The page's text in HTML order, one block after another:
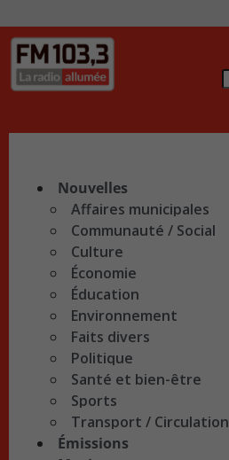
Nouvelles
Affaires municipales
Communauté / Social
Culture
Économie
Éducation
Environnement
Faits divers
Politique
Santé et bien-être
Sports
Transport / Circulation
Émissions